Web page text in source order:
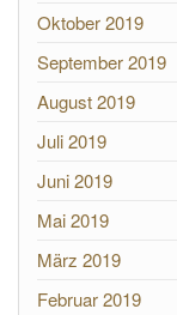
Oktober 2019
September 2019
August 2019
Juli 2019
Juni 2019
Mai 2019
März 2019
Februar 2019